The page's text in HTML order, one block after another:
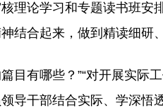
理论学习和专题读书班
结合起来，做到精读细研
篇目有哪些？”“对开展实
导干部结合实际、学深悟透